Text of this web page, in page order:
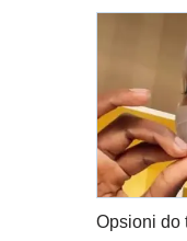
Opsioni do